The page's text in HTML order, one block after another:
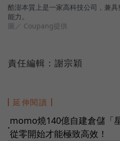
酷澎本質上是一家高科技公司，兼
能力。
圖／ Coupang提供
責任編輯：謝宗穎
延伸閱讀
●
momo燒140億自建倉儲「
從零開始才能極致高效！